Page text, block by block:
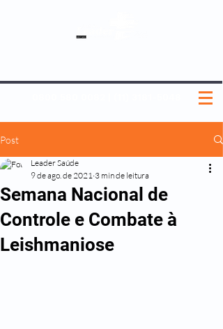
Post
Semana Nacional de
Controle e Combate à
Leishmaniose
Leader Saúde
9 de ago. de 2021 3 min de leitura